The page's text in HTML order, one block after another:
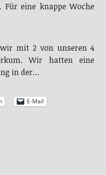
Für eine knappe Woche
mit 2 von unseren 4
Wir hatten eine
in der…
E-Mail